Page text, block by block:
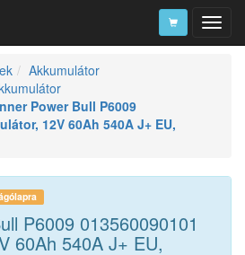
Akkumulátor
Power Bull P6009
12V 60Ah 540A J+ EU,
P6009 013560090101
60Ah 540A J+ EU,